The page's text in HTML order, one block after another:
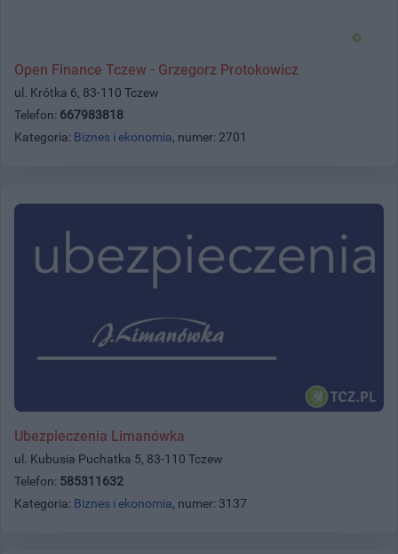
Open Finance Tczew - Grzegorz Protokowicz
ul. Krótka 6, 83-110 Tczew
Telefon: 667983818
Kategoria: Biznes i ekonomia, numer: 2701
Ubezpieczenia Limanówka
ul. Kubusia Puchatka 5, 83-110 Tczew
Telefon: 585311632
Kategoria: Biznes i ekonomia, numer: 3137